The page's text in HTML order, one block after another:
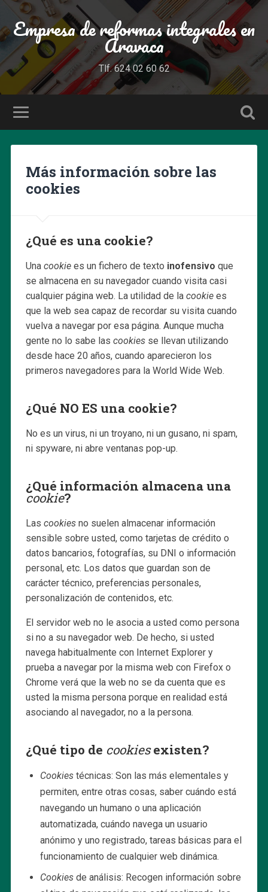
Empresa de reformas integrales en
Aravaca
Tlf. 624 02 60 62
Más información sobre las
cookies
¿Qué es una cookie?
Una cookiees un fichero de texto inofensivo que
se almacena en su navegador cuando visita casi
cualquier página web. La utilidad de la cookiees
que la web sea capaz de recordar su visita cuando
vuelva a navegar por esa página. Aunque mucha
gente no lo sabe las cookiesse llevan utilizando
desde hace 20 años, cuando aparecieron los
primeros navegadores para la World Wide Web.
¿Qué NO ES una cookie?
No es un virus, ni un troyano, ni un gusano, ni spam,
ni spyware, ni abre ventanas pop-up.
¿Qué información almacena una
cookie?
Las cookiesno suelen almacenar información
sensible sobre usted, como tarjetas de crédito o
datos bancarios, fotografías, su DNI o información
personal, etc. Los datos que guardan son de
carácter técnico, preferencias personales,
personalización de contenidos, etc.
El servidor web no le asocia a usted como persona
si no a su navegador web. De hecho, si usted
navega habitualmente con Internet Explorer y
prueba a navegar por la misma web con Firefox o
Chrome verá que la web no se da cuenta que es
usted la misma persona porque en realidad está
asociando al navegador, no a la persona.
¿Qué tipo de cookiesexisten?
Cookiestécnicas: Son las más elementales y
permiten, entre otras cosas, saber cuándo está
navegando un humano o una aplicación
automatizada, cuándo navega un usuario
anónimo y uno registrado, tareas básicas para el
funcionamiento de cualquier web dinámica.
Cookiesde análisis: Recogen información sobre